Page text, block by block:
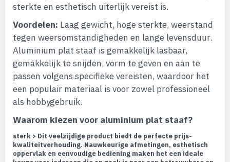
sterkte en esthetisch uiterlijk vereist is.
Voordelen: Laag gewicht, hoge sterkte, weerstand
tegen weersomstandigheden en lange levensduur.
Aluminium plat staaf is gemakkelijk lasbaar,
gemakkelijk te snijden, vorm te geven en aan te
passen volgens specifieke vereisten, waardoor het
een populair materiaal is voor zowel professioneel
als hobbygebruik.
Waarom kiezen voor aluminium plat staaf?
sterk > Dit veelzijdige product biedt de perfecte prijs-
kwaliteitverhouding. Nauwkeurige afmetingen, esthetisch
oppervlak en eenvoudige bediening maken het een ideale